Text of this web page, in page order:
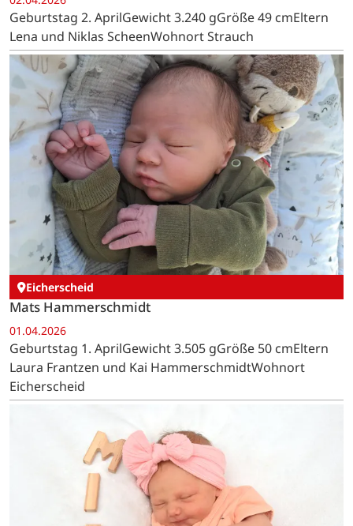
Geburtstag 2. AprilGewicht 3.240 gGröße 49 cmEltern
Lena und Niklas ScheenWohnort Strauch
Eicherscheid
Mats Hammerschmidt
01.04.2026
Geburtstag 1. AprilGewicht 3.505 gGröße 50 cmEltern
Laura Frantzen und Kai HammerschmidtWohnort
Eicherscheid